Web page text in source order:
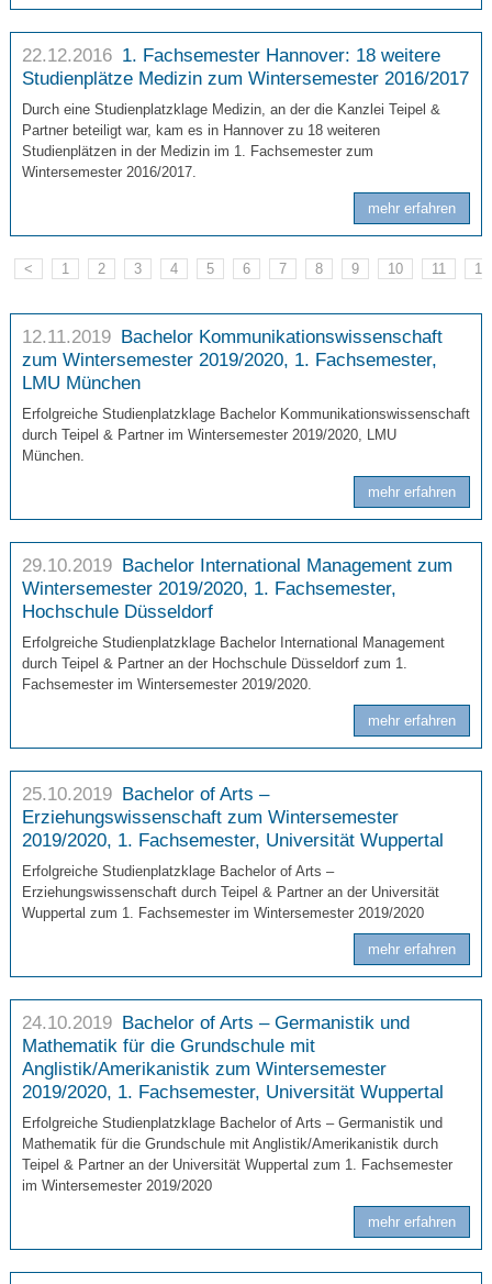
22.12.2016 1. Fachsemester Hannover: 18 weitere
Studienplätze Medizin zum Wintersemester 2016/2017
Durch eine Studienplatzklage Medizin, an der die Kanzlei Teipel &
Partner beteiligt war, kam es in Hannover zu 18 weiteren
Studienplätzen in der Medizin im 1. Fachsemester zum
Wintersemester 2016/2017.
mehr erfahren
< 1 2 3 4 5 6 7 8 9 10 11 12
12.11.2019 Bachelor Kommunikationswissenschaft
zum Wintersemester 2019/2020, 1. Fachsemester,
LMU München
Erfolgreiche Studienplatzklage Bachelor Kommunikationswissenschaft
durch Teipel & Partner im Wintersemester 2019/2020, LMU
München.
mehr erfahren
29.10.2019 Bachelor International Management zum
Wintersemester 2019/2020, 1. Fachsemester,
Hochschule Düsseldorf
Erfolgreiche Studienplatzklage Bachelor International Management
durch Teipel & Partner an der Hochschule Düsseldorf zum 1.
Fachsemester im Wintersemester 2019/2020.
mehr erfahren
25.10.2019 Bachelor of Arts –
Erziehungswissenschaft zum Wintersemester
2019/2020, 1. Fachsemester, Universität Wuppertal
Erfolgreiche Studienplatzklage Bachelor of Arts –
Erziehungswissenschaft durch Teipel & Partner an der Universität
Wuppertal zum 1. Fachsemester im Wintersemester 2019/2020
mehr erfahren
24.10.2019 Bachelor of Arts – Germanistik und
Mathematik für die Grundschule mit
Anglistik/Amerikanistik zum Wintersemester
2019/2020, 1. Fachsemester, Universität Wuppertal
Erfolgreiche Studienplatzklage Bachelor of Arts – Germanistik und
Mathematik für die Grundschule mit Anglistik/Amerikanistik durch
Teipel & Partner an der Universität Wuppertal zum 1. Fachsemester
im Wintersemester 2019/2020
mehr erfahren